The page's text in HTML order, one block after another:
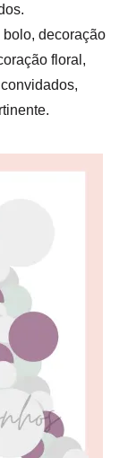
decoração
floral,